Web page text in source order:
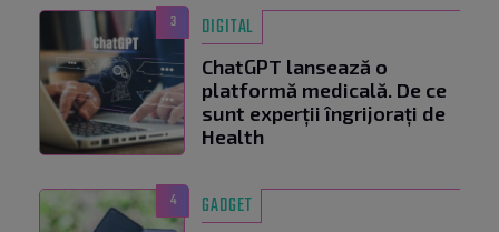
3 DIGITAL
ChatGPT lansează o
platformă medicală. De ce
sunt experții îngrijorați de
Health
4 GADGET